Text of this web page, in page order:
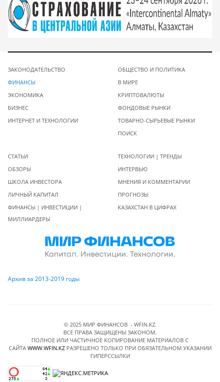
ЗАКОНОДАТЕЛЬСТВО
ФИНАНСЫ
ЭКОНОМИКА
БИЗНЕС
ИНТЕРНЕТ И ТЕХНОЛОГИИ
ОБЩЕСТВО И ПОЛИТИКА
В МИРЕ
КРИПТОВАЛЮТЫ
ФОНДОВЫЕ РЫНКИ
ТОВАРНО-СЫРЬЕВЫЕ РЫНКИ
ПОИСК
СТАТЬИ
ОБЗОРЫ
ШКОЛА ИНВЕСТОРА
ЛИЧНЫЙ КАПИТАЛ
ФИНАНСЫ | ИНВЕСТИЦИИ |
МИЛЛИАРДЕРЫ
ТЕХНОЛОГИИ | ТРЕНДЫ
ИНТЕРВЬЮ
МНЕНИЯ И КОММЕНТАРИИ
ПРОГНОЗЫ
КАЗАХСТАН В ЦИФРАХ
Архив за 2013-2019 годы
© 2025 МИР ФИНАНСОВ - WFIN.KZ.
ВСЕ ПРАВА ЗАЩИЩЕНЫ ЗАКОНОМ.
ПОЛНОЕ ИЛИ ЧАСТИЧНОЕ КОПИРОВАНИЕ МАТЕРИАЛОВ C
САЙТА WWW.WFIN.KZРАЗРЕШЕНО ТОЛЬКО ПРИ ОБЯЗАТЕЛЬНОМ УКАЗАНИИ
ГИПЕРССЫЛКИ